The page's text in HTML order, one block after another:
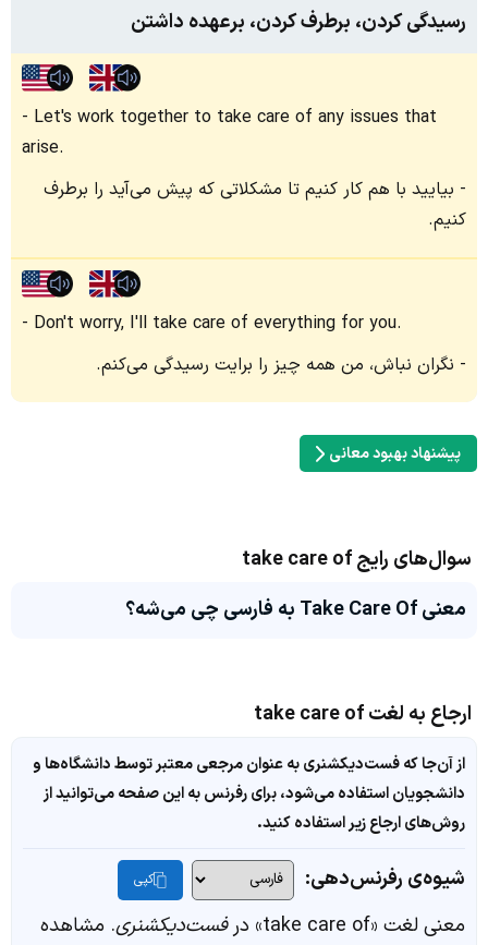
رسیدگی کردن، برطرف کردن، برعهده داشتن
Let's work together to take care of any issues that
arise.
بیایید با هم کار کنیم تا مشکلاتی که پیش می‌آید را برطرف
کنیم.
Don't worry, I'll take care of everything for you.
نگران نباش، من همه چیز را برایت رسیدگی می‌کنم.
پیشنهاد بهبود معانی
سوال‌های رایج take care of
معنی Take Care Of به فارسی چی می‌شه؟
ارجاع به لغت take care of
از آن‌جا که فست‌دیکشنری به عنوان مرجعی معتبر توسط دانشگاه‌ها و
دانشجویان استفاده می‌شود، برای رفرنس به این صفحه می‌توانید از
روش‌های ارجاع زیر استفاده کنید.
شیوه‌ی رفرنس‌دهی: کپی
معنی لغت «take care of» در فست‌دیکشنری. مشاهده